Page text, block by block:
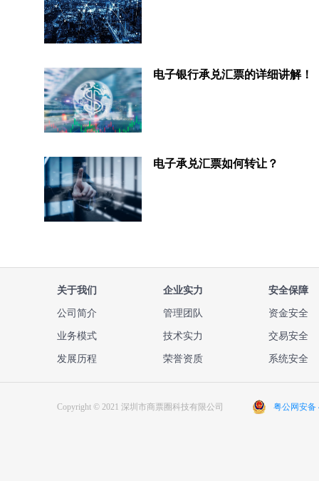
电子银行承兑汇票的详细讲解！
电子承兑汇票如何转让？
关于我们
公司简介
业务模式
发展历程
企业实力
管理团队
技术实力
荣誉资质
安全保障
资金安全
交易安全
系统安全
Copyright © 2021 深圳市商票圈科技有限公司 粤公网安备